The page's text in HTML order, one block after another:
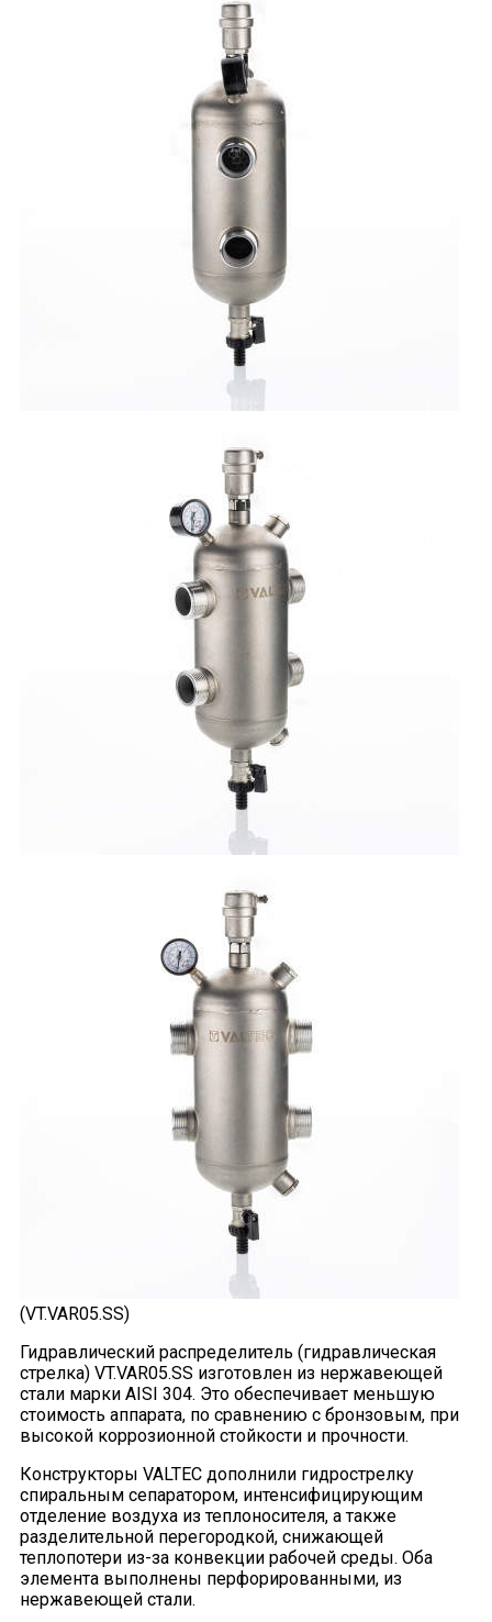
(VT.VAR05.SS)
Гидравлический распределитель (гидравлическая
стрелка) VT.VAR05.SS изготовлен из нержавеющей
стали марки AISI 304. Это обеспечивает меньшую
стоимость аппарата, по сравнению с бронзовым, при
высокой коррозионной стойкости и прочности.
Конструкторы VALTEC дополнили гидрострелку
спиральным сепаратором, интенсифицирующим
отделение воздуха из теплоносителя, а также
разделительной перегородкой, снижающей
теплопотери из-за конвекции рабочей среды. Оба
элемента выполнены перфорированными, из
нержавеющей стали.